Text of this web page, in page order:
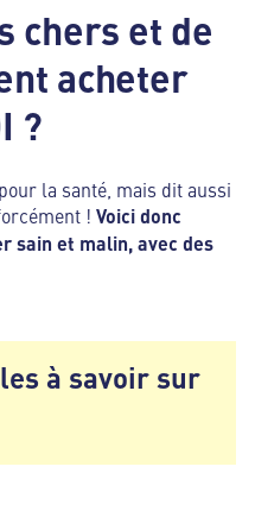
chers et de
acheter
?
la santé, mais dit aussi
! Voici donc
sain et malin, avec des
à savoir sur